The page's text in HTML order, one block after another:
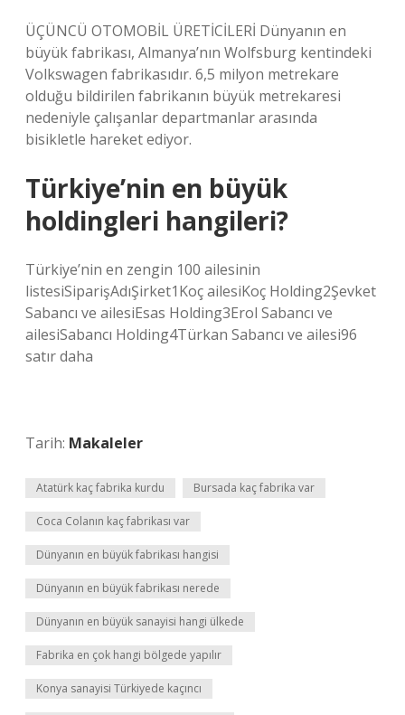
ÜÇÜNCÜ OTOMOBİL ÜRETİCİLERİ Dünyanın en
büyük fabrikası, Almanya’nın Wolfsburg kentindeki
Volkswagen fabrikasıdır. 6,5 milyon metrekare
olduğu bildirilen fabrikanın büyük metrekaresi
nedeniyle çalışanlar departmanlar arasında
bisikletle hareket ediyor.
Türkiye’nin en büyük
holdingleri hangileri?
Türkiye’nin en zengin 100 ailesinin
listesiSiparişAdıŞirket1Koç ailesiKoç Holding2Şevket
Sabancı ve ailesiEsas Holding3Erol Sabancı ve
ailesiSabancı Holding4Türkan Sabancı ve ailesi96
satır daha
Tarih: Makaleler
Atatürk kaç fabrika kurdu Bursada kaç fabrika var
Coca Colanın kaç fabrikası var
Dünyanın en büyük fabrikası hangisi
Dünyanın en büyük fabrikası nerede
Dünyanın en büyük sanayisi hangi ülkede
Fabrika en çok hangi bölgede yapılır
Konya sanayisi Türkiyede kaçıncı